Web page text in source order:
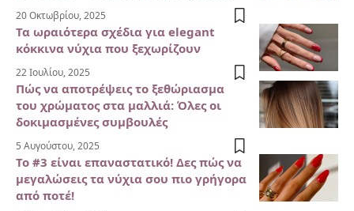
20 Οκτωβρίου, 2025
Τα ωραιότερα σχέδια για elegant
κόκκινα νύχια που ξεχωρίζουν
22 Ιουλίου, 2025
Πώς να αποτρέψεις το ξεθώριασμα
του χρώματος στα μαλλιά: Όλες οι
δοκιμασμένες συμβουλές
5 Αυγούστου, 2025
Το #3 είναι επαναστατικό! Δες πώς να
μεγαλώσεις τα νύχια σου πιο γρήγορα
από ποτέ!